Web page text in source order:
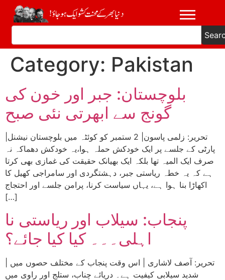
Category: Pakistan
بلوچستان: جبر اور خون کی
گونج سے ابھرتی نئی صبح
پارٹی کے جلسے پر ایک خودکش حملہ ہوا،یہ خودکش دھماکہ نہ
صرف ایک المیہ تھا بلکہ ایک بھیانک حقیقت کی غمازی بھی کرتا
ہے کہ یہ خطہ ریاستی جبر، دہشتگردی اور سامراجی کھیل کا
اکھاڑا بنا ہوا ہے، یہاں سیاست کرنا، پرامن جلسے اور احتجاج
[…]
پنجاب: سیلاب اور ریاستی نا
اہلی۔۔۔ کیا کیا جائے؟
شدید سیلابی کیفیت ہے۔ دریائے چناب، ستلج اور راوی میں